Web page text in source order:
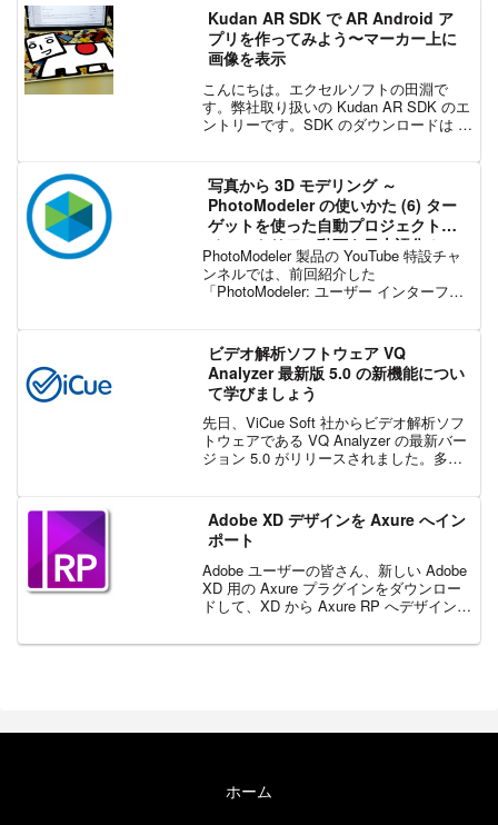
PDF の...
Kudan AR SDK で AR Android ア
プリを作ってみよう〜マーカー上に
画像を表示
こんにちは。エクセルソフトの田淵で
す。弊社取り扱いの Kudan AR SDK のエ
ントリーです。SDK のダウンロードは こ
でご利用いただけます。企業の方は有
料...
写真から 3D モデリング ～
PhotoModeler の使いかた (6) ター
ゲットを使った自動プロジェクトの
チュートリアル動画を日本語化！
PhotoModeler 製品の YouTube 特設チャ
ンネルでは、前回紹介した
「PhotoModeler: ユーザー インターフェ
ェクト」のチュートリアル動画を日本...
ビデオ解析ソフトウェア VQ
Analyzer 最新版 5.0 の新機能につい
て学びましょう
先日、ViCue Soft 社からビデオ解析ソフ
トウェアである VQ Analyzer の最新バー
ジョン 5.0 がリリースされました。多く
く紹介いたします。 MacO...
Adobe XD デザインを Axure へイン
ポート
Adobe ユーザーの皆さん、新しい Adobe
XD 用の Axure プラグインをダウンロー
ドして、XD から Axure RP へデザインを
ザインやダイアグラムを、パワフルな
ホーム